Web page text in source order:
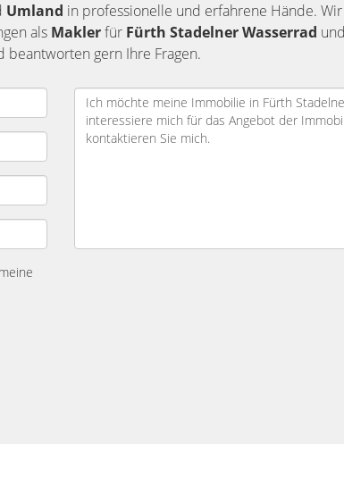
Umland in professionelle und erfahrene Hände.
als Maklerfür Fürth Stadelner Wasserrad
gern Ihre Fragen.